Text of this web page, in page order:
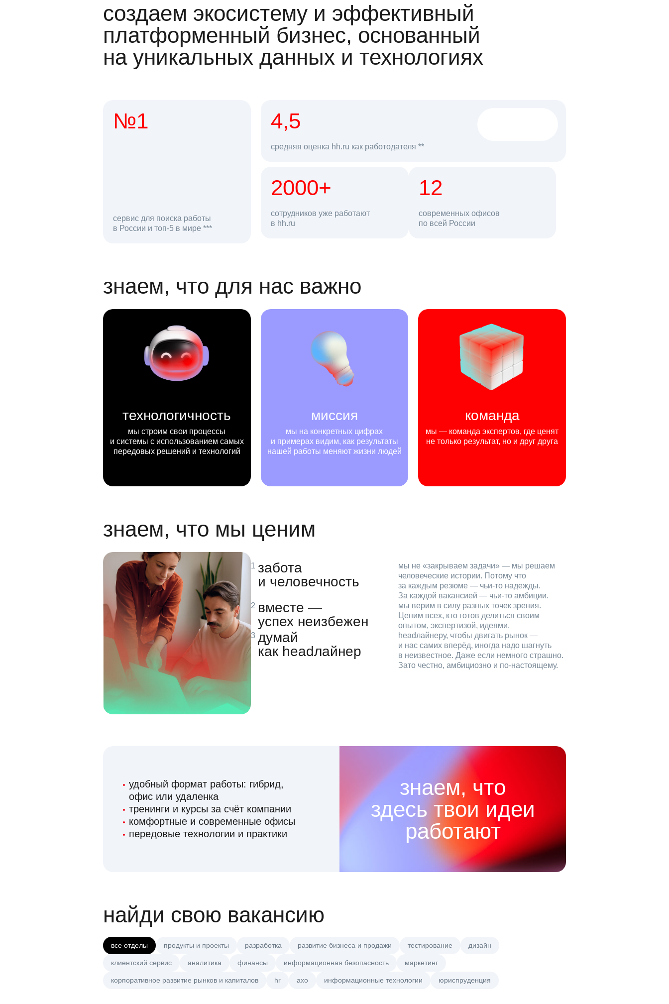
создаем экосистему и эффективный
платформенный бизнес, основанный
на уникальных данных и технологиях
№1
сервис для поиска работы
в России и топ-5 в мире ***
откликов на вакансии
4,5
средняя оценка hh.ru как работодателя **
2000+
сотрудников уже работают
в hh.ru
68 млн 12
современных офисов
по всей Россиипользователей в день
знаем, что для нас важно
технологичность
мы строим свои процессы
и системы с использованием самых
передовых решений и технологий
миссия
мы на конкретных цифрах
и примерах видим, как результаты
нашей работы меняют жизни людей
команда
мы — команда экспертов, где ценят
не только результат, но и друг друга
знаем, что мы ценим
забота
и человечность
мы не «закрываем задачи» — мы решаем
человеческие истории. Потому что
за каждым резюме — чьи‑то надежды.
За каждой вакансией — чьи‑то амбиции.
вместе —
успех неизбежен
мы верим в силу разных точек зрения.
Ценим всех, кто готов делиться своим
опытом, экспертизой, идеями.
думай
как headлайнер
headлайнеру, чтобы двигать рынок —
и нас самих вперёд, иногда надо шагнуть
в неизвестное. Даже если немного страшно.
Зато честно, амбициозно и по‑настоящему.
удобный формат работы: гибрид,
офис или удаленка
тренинги и курсы за счёт компании
комфортные и современные офисы
передовые технологии и практики
знаем, что
здесь твои идеи
работают
найди свою вакансию
все отделы продукты и проекты разработка развитие бизнеса и продажи тестирование дизайн
клиентский сервис аналитика финансы информационная безопасность маркетинг
корпоративное развитие рынков и капиталов hr axo информационные технологии юриспруденция